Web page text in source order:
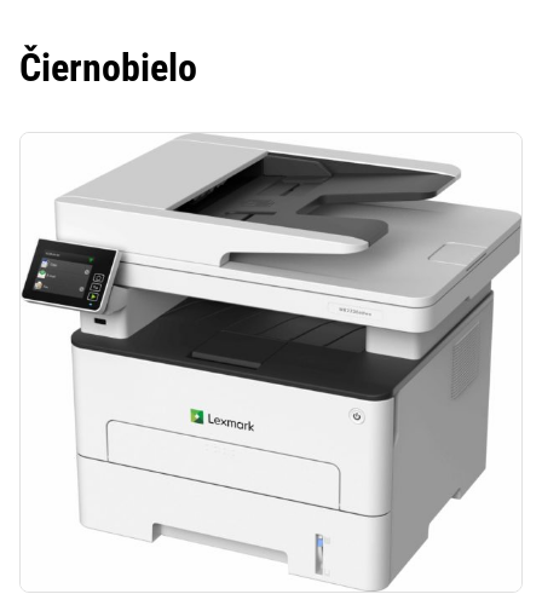
Čiernobielo